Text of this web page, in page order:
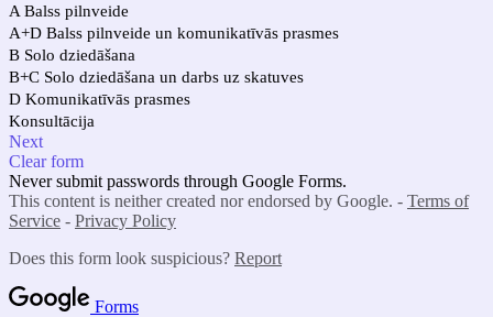
A Balss pilnveide
A+D Balss pilnveide un komunikatīvās prasmes
B Solo dziedāšana
B+C Solo dziedāšana un darbs uz skatuves
D Komunikatīvās prasmes
Konsultācija
Next
Clear form
Never submit passwords through Google Forms.
This content is neither created nor endorsed by Google. - Terms of
Service - Privacy Policy
Does this form look suspicious? Report
Forms